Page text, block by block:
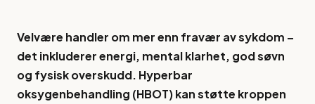
Velvære handler om mer enn fravær av sykdom –
det inkluderer energi, mental klarhet, god søvn
og fysisk overskudd. Hyperbar
oksygenbehandling (HBOT) kan støtte kroppen